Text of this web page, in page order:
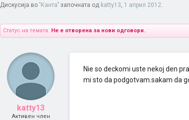
Дискусија во ' Канта' започната од katty13, 1 април 2012.
Статус на темата: Не е отворена за нови одговори.
katty13
Активен член
Nie so deckomi uste nekoj den
mi sto da podgotvam.sakam da